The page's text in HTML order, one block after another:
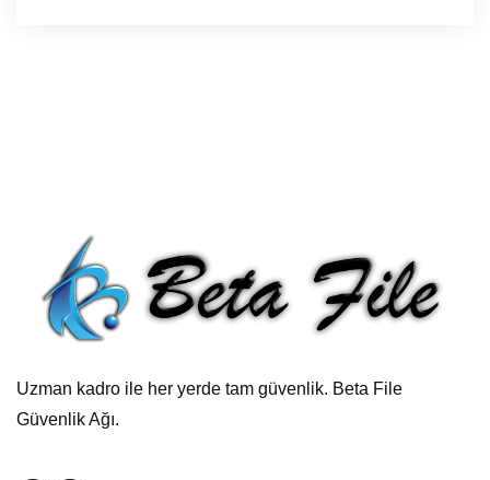
Uzman kadro ile her yerde tam güvenlik. Beta File
Güvenlik Ağı.